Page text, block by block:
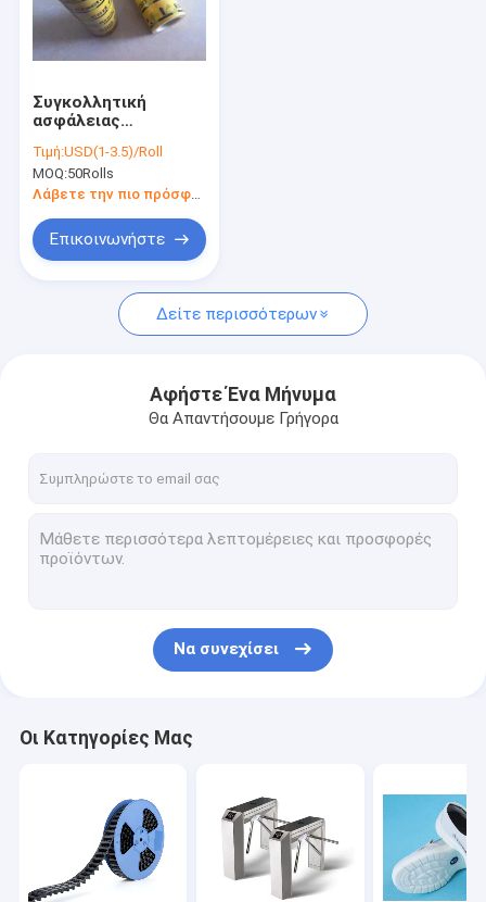
Αρχική Σελίδα
Προϊόντα
Σχετικά με εμάς
Ποιοτικός έλεγχος
επαφή
Όλες οι περιπτώσεις
Εξαρτήματα αποστειρωμένων δωματίων
Ταινία κάλυψης
Συγκολλητική
ασφάλειας
ταινιών PVC ESD
ταινία
χαρακτηρισμού
αδιάβροχη
Τιμή:USD(1-3.5)/Roll
MOQ:50Rolls
Λάβετε την πιο πρόσφατη τιμή
Επικοινωνήστε
Δείτε περισσότερων
Αφήστε Ένα Μήνυμα
Θα Απαντήσουμε Γρήγορα
Να συνεχίσει
Οι Κατηγορίες Μας